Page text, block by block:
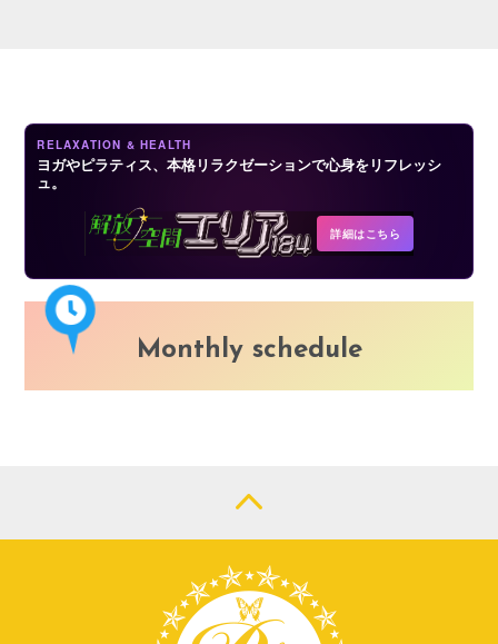
RELAXATION & HEALTH
ヨガやピラティス、本格リラクゼーションで心身をリフレッシ
ュ。
詳細はこちら
Monthly schedule